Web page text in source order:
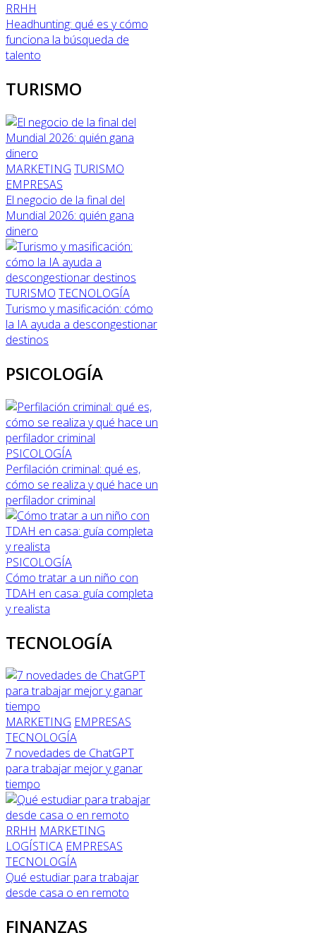
RRHH
Headhunting: qué es y cómo
funciona la búsqueda de
talento
TURISMO
MARKETING TURISMO
EMPRESAS
El negocio de la final del
Mundial 2026: quién gana
dinero
TURISMO TECNOLOGÍA
Turismo y masificación: cómo
la IA ayuda a descongestionar
destinos
PSICOLOGÍA
PSICOLOGÍA
Perfilación criminal: qué es,
cómo se realiza y qué hace un
perfilador criminal
PSICOLOGÍA
Cómo tratar a un niño con
TDAH en casa: guía completa
y realista
TECNOLOGÍA
MARKETING EMPRESAS
TECNOLOGÍA
7 novedades de ChatGPT
para trabajar mejor y ganar
tiempo
RRHH MARKETING
LOGÍSTICA EMPRESAS
TECNOLOGÍA
Qué estudiar para trabajar
desde casa o en remoto
FINANZAS